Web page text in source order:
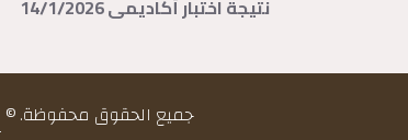
نتيجة اختبار أكاديمى 14/1/2026
جميع الحقوق محفوظة. ©